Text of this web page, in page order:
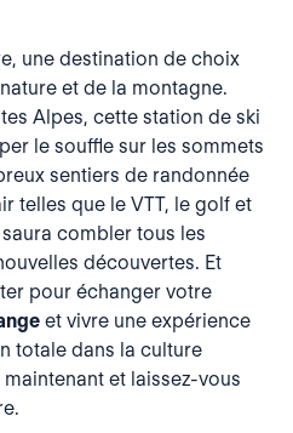
une destination de choix
et de la montagne.
Alpes, cette station de ski
le souffle sur les sommets
sentiers de randonnée
telles que le VTT, le golf et
combler tous les
découvertes. Et
pour échanger votre
et vivre une expérience
totale dans la culture
et laissez-vous